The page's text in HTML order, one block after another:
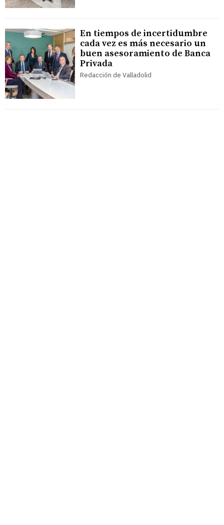
En tiempos de incertidumbre
cada vez es más necesario un
buen asesoramiento de Banca
Privada
Redacción de Valladolid